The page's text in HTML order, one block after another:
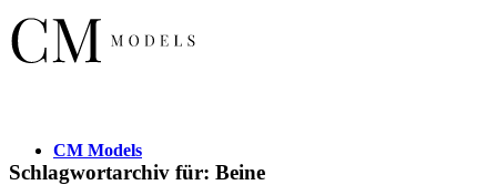
CM Models
Schlagwortarchiv für: Beine